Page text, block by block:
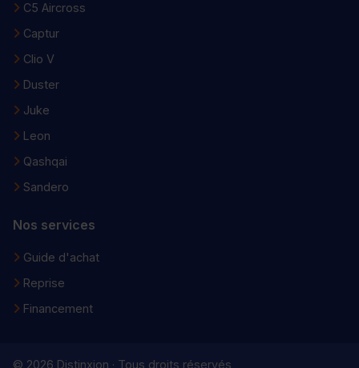
C5 Aircross
Captur
Clio V
Duster
Juke
Leon
Qashqai
Sandero
Nos services
Guide d'achat
Reprise
Financement
© 2026 Distinxion · Tous droits réservés